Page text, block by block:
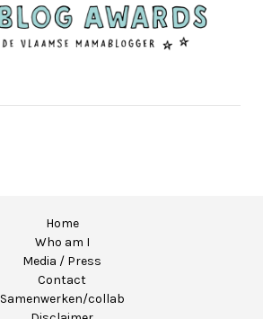
Home
Who am I
Media / Press
Contact
Samenwerken/collab